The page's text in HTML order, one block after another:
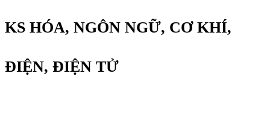
KS HÓA, NGÔN NGỮ, CƠ KHÍ,
ĐIỆN, ĐIỆN TỬ